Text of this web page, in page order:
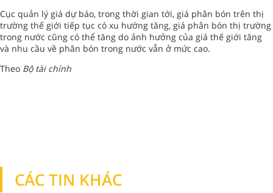
Cục quản lý giá dự báo, trong thời gian tới, giá phân bón trên thị
trường thế giới tiếp tục có xu hướng tăng, giá phân bón thị trường
trong nước cũng có thể tăng do ảnh hưởng của giá thế giới tăng
và nhu cầu về phân bón trong nước vẫn ở mức cao.
Theo Bộ tài chính
CÁC TIN KHÁC